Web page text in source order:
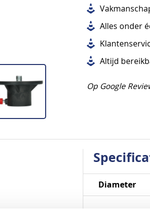
Alles onder
Altijd
Op Google
Specificaties
Diameter